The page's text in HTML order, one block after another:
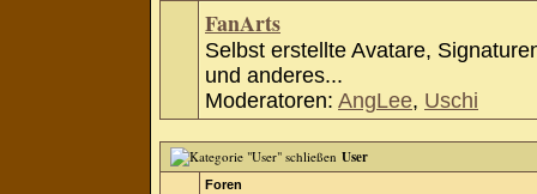
FanArts
Selbst erstellte Avatare,
und anderes...
Moderatoren: AngLee, Uschi
User
Foren